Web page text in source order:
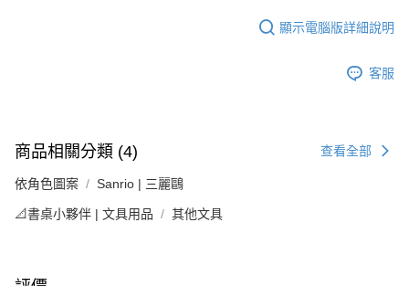
顯示電腦版詳細說明
客服
商品相關分類 (4) 查看全部
依角色圖案 Sanrio | 三麗鷗
📐書桌小夥伴 | 文具用品 其他文具